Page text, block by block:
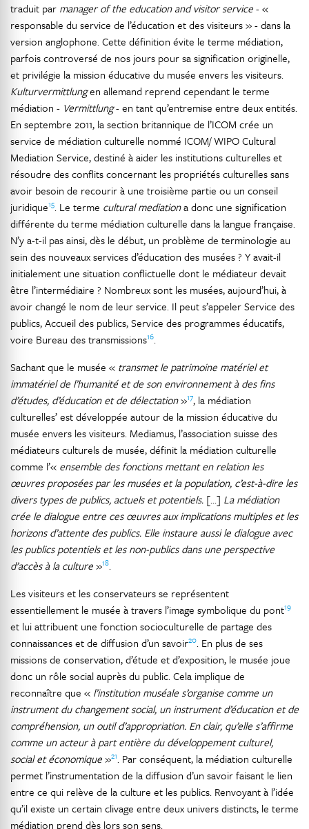
traduit par manager of the education and visitor service- «
responsable du service de l’éducation et des visiteurs » - dans la
version anglophone. Cette définition évite le terme médiation,
parfois controversé de nos jours pour sa signification originelle,
et privilégie la mission éducative du musée envers les visiteurs.
Kulturvermittlungen allemand reprend cependant le terme
médiation - Vermittlung- en tant qu’entremise entre deux entités.
En septembre 2011, la section britannique de l’ICOM crée un
service de médiation culturelle nommé ICOM/ WIPO Cultural
Mediation Service, destiné à aider les institutions culturelles et
résoudre des conflits concernant les propriétés culturelles sans
avoir besoin de recourir à une troisième partie ou un conseil
juridique15. Le terme cultural mediationa donc une signification
différente du terme médiation culturelle dans la langue française.
N’y a-t-il pas ainsi, dès le début, un problème de terminologie au
sein des nouveaux services d’éducation des musées ? Y avait-il
initialement une situation conflictuelle dont le médiateur devait
être l’intermédiaire ? Nombreux sont les musées, aujourd’hui, à
avoir changé le nom de leur service. Il peut s’appeler Service des
publics, Accueil des publics, Service des programmes éducatifs,
voire Bureau des transmissions16.
Sachant que le musée « transmet le patrimoine matériel et
immatériel de l’humanité et de son environnement à des fins
d’études, d’éducation et de délectation»17, la médiation
culturelles’ est développée autour de la mission éducative du
musée envers les visiteurs. Mediamus, l’association suisse des
médiateurs culturels de musée, définit la médiation culturelle
comme l’« ensemble des fonctions mettant en relation les
œuvres proposées par les musées et la population, c’est-à-dire les
divers types de publics, actuels et potentiels. [...] La médiation
crée le dialogue entre ces œuvres aux implications multiples et les
horizons d’attente des publics. Elle instaure aussi le dialogue avec
les publics potentiels et les non-publics dans une perspective
d’accès à la culture»18.
Les visiteurs et les conservateurs se représentent
essentiellement le musée à travers l’image symbolique du pont19
et lui attribuent une fonction socioculturelle de partage des
connaissances et de diffusion d’un savoir20. En plus de ses
missions de conservation, d’étude et d’exposition, le musée joue
donc un rôle social auprès du public. Cela implique de
reconnaître que « l’institution muséale s’organise comme un
instrument du changement social, un instrument d’éducation et de
compréhension, un outil d’appropriation. En clair, qu’elle s’affirme
comme un acteur à part entière du développement culturel,
social et économique»21. Par conséquent, la médiation culturelle
permet l’instrumentation de la diffusion d’un savoir faisant le lien
entre ce qui relève de la culture et les publics. Renvoyant à l’idée
qu’il existe un certain clivage entre deux univers distincts, le terme
médiation prend dès lors son sens.